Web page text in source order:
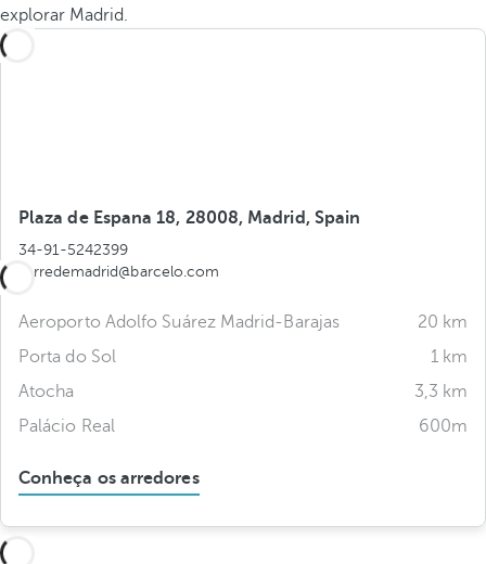
explorar Madrid.
Plaza de Espana 18, 28008, Madrid, Spain
34-91-5242399
torredemadrid@barcelo.com
Aeroporto Adolfo Suárez Madrid-Barajas
20 km
Porta do Sol
1 km
Atocha
3,3 km
Palácio Real
600m
Conheça os arredores